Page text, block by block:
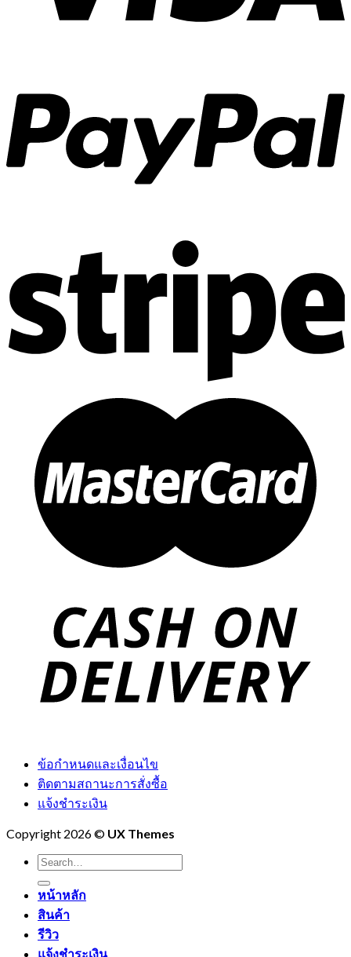
ข้อกำหนดและเงื่อนไข
ติดตามสถานะการสั่งซื้อ
แจ้งชำระเงิน
Copyright 2026 © UX Themes
Search
for:
หน้าหลัก
สินค้า
รีวิว
แจ้งชำระเงิน